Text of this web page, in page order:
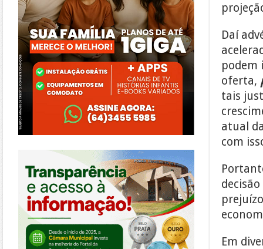
Daí
podem
oferta,
tais
atual
com
Em
https://morrinhos.go.leg.br/